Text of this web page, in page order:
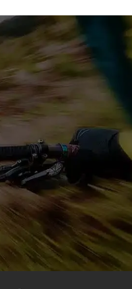
Hakkımızda Ape Ryder